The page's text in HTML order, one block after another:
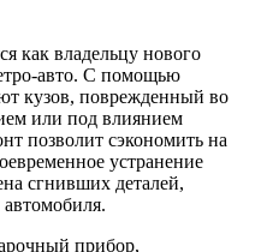
как владельцу нового
авто. С помощью
кузов, поврежденный во
или под влиянием
позволит сэкономить на
устранение
сгнивших деталей,
прибор,